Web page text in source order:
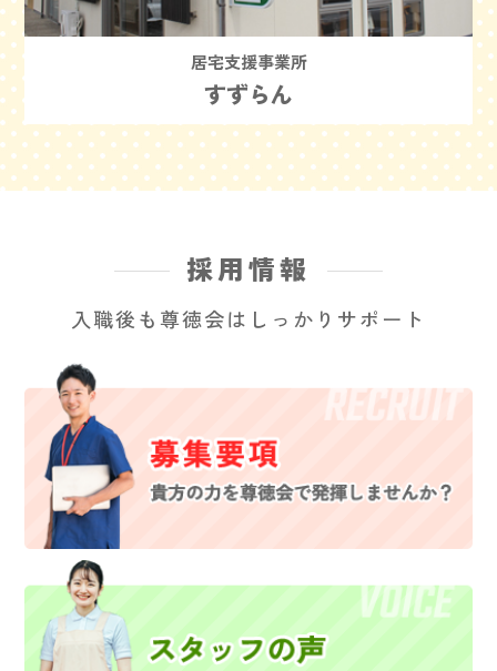
居宅支援事業所
すずらん
採用情報
入職後も尊徳会はしっかりサポート